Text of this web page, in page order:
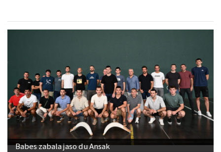
Babes zabala jaso du Ansak